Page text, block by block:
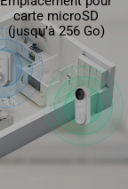
carte microSD
(jusqu’à 256 Go)